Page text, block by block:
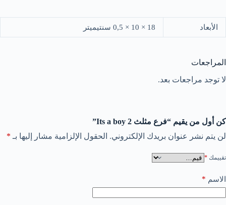
الأبعاد 18 × 10 × 0,5 سنتيميتر
المراجعات
لا توجد مراجعات بعد.
كن أول من يقيم “فرع مثلث Its a boy 2”
لن يتم نشر عنوان بريدك الإلكتروني. الحقول الإلزامية مشار إليها بـ *
تقييمك *
الاسم *